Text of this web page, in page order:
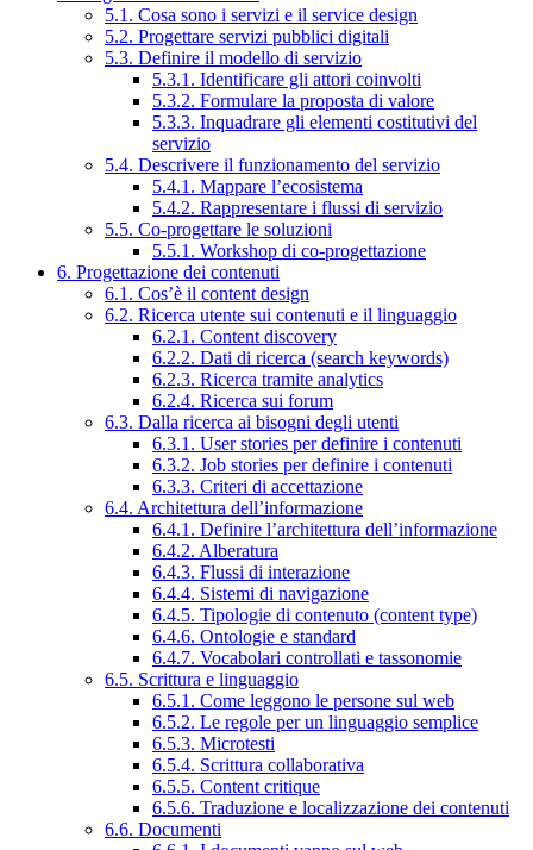
5.1. Cosa sono i servizi e il service design
5.2. Progettare servizi pubblici digitali
5.3. Definire il modello di servizio
5.3.1. Identificare gli attori coinvolti
5.3.2. Formulare la proposta di valore
5.3.3. Inquadrare gli elementi costitutivi del
servizio
5.4. Descrivere il funzionamento del servizio
5.4.1. Mappare l’ecosistema
5.4.2. Rappresentare i flussi di servizio
5.5. Co-progettare le soluzioni
5.5.1. Workshop di co-progettazione
6. Progettazione dei contenuti
6.1. Cos’è il content design
6.2. Ricerca utente sui contenuti e il linguaggio
6.2.1. Content discovery
6.2.2. Dati di ricerca (search keywords)
6.2.3. Ricerca tramite analytics
6.2.4. Ricerca sui forum
6.3. Dalla ricerca ai bisogni degli utenti
6.3.1. User stories per definire i contenuti
6.3.2. Job stories per definire i contenuti
6.3.3. Criteri di accettazione
6.4. Architettura dell’informazione
6.4.1. Definire l’architettura dell’informazione
6.4.2. Alberatura
6.4.3. Flussi di interazione
6.4.4. Sistemi di navigazione
6.4.5. Tipologie di contenuto (content type)
6.4.6. Ontologie e standard
6.4.7. Vocabolari controllati e tassonomie
6.5. Scrittura e linguaggio
6.5.1. Come leggono le persone sul web
6.5.2. Le regole per un linguaggio semplice
6.5.3. Microtesti
6.5.4. Scrittura collaborativa
6.5.5. Content critique
6.5.6. Traduzione e localizzazione dei contenuti
6.6. Documenti